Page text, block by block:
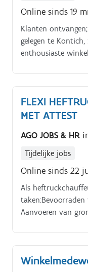
Online sinds 19
Klanten
gelegen te
enthousiaste
FLEXI
MET ATTEST
AGO JOBS & HR
Tijdelijke jobs
Online sinds 22
Als
Aanvoeren van
productieafdeling.